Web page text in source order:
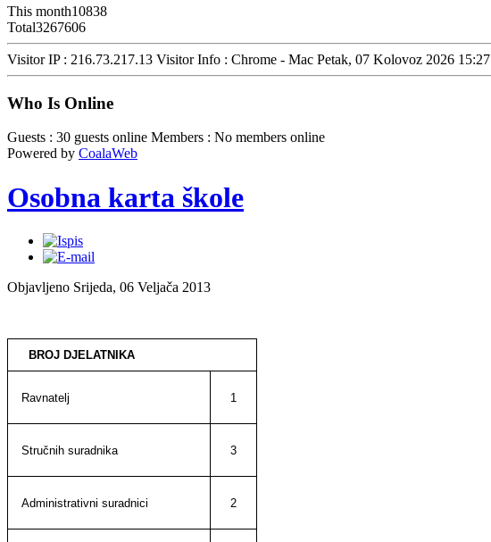
This month10838
Total3267606
Visitor IP : 216.73.217.13 Visitor Info : Chrome - Mac Petak, 07 Kolovoz 2026 15:27
Who Is Online
Guests : 30 guests online Members : No members online
Powered by CoalaWeb
Osobna karta škole
Objavljeno Srijeda, 06 Veljača 2013
BROJ DJELATNIKA
Ravnatelj 1
Stručnih suradnika 3
Administrativni suradnici 2